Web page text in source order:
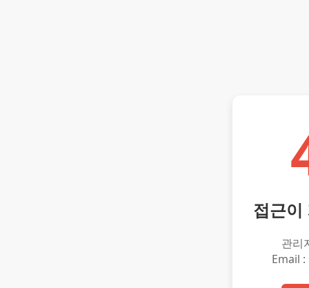
접근이
관리
Email